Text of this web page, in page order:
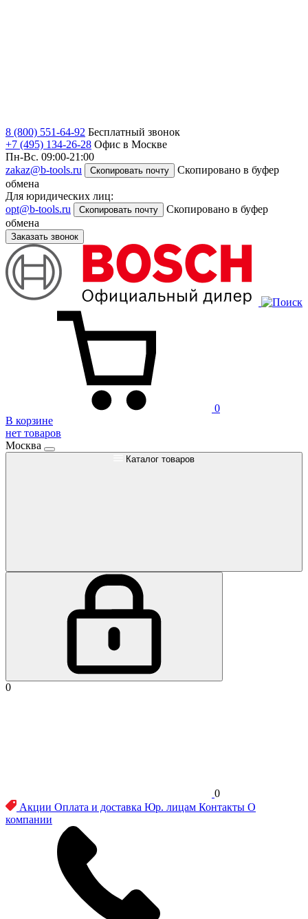
8 (800) 551-64-92 Бесплатный звонок
+7 (495) 134-26-28 Офис в Москве
Пн-Вс. 09:00-21:00
zakaz@b-tools.ru
Скопировать почту
Скопировано в буфер
обмена
Для юридических лиц:
opt@b-tools.ru
Скопировать почту
Скопировано в буфер
обмена
Заказать звонок
0
В корзине
нет товаров
Москва
Каталог товаров
0
0
Акции Оплата и доставка Юр. лицам Контакты О
компании